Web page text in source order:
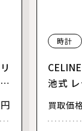
円
時計
池式
買取価